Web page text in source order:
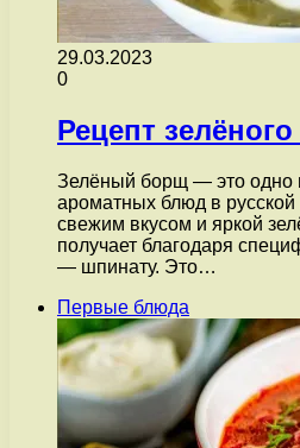
29.03.2023
0
Рецепт
Зелёный борщ — это одно
ароматных блюд в русской
свежим вкусом и яркой
получает благодаря
— шпинату. Это…
Первые блюда